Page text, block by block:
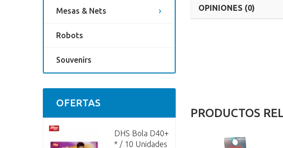
Mesas & Nets
Robots
Souvenirs
OFERTAS
DHS Bola D40+
* / 10 Unidades
OPINIONES (0)
PRODUCTOS